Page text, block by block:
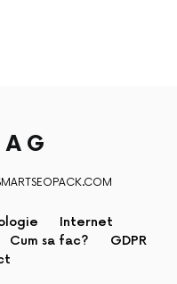
Internet
Cum sa fac?
GDPR